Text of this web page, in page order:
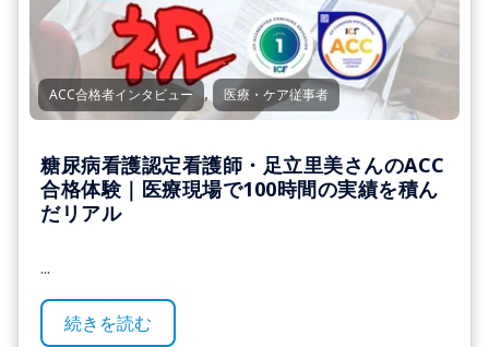
ACC合格者インタビュー , 医療・ケア従事者
糖尿病看護認定看護師・足立里美さんのACC
合格体験｜医療現場で100時間の実績を積ん
だリアル
...
続きを読む